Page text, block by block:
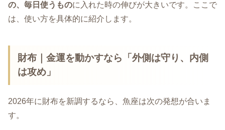
の、毎日使うものに入れた時の伸びが大きいです。ここで
は、使い方を具体的に紹介します。
財布｜金運を動かすなら「外側は守り、内側
は攻め」
2026年に財布を新調するなら、魚座は次の発想が合いま
す。